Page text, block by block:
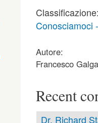
Classificazione:
Conosciamoci
Autore:
Francesco
Recent
Dr. Richard